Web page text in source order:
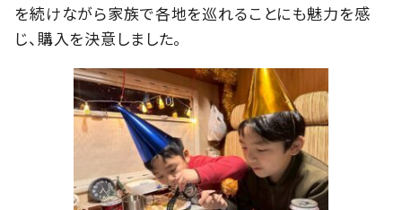
を続けながら家族で各地を巡れることにも魅力を感
じ、購入を決意しました。